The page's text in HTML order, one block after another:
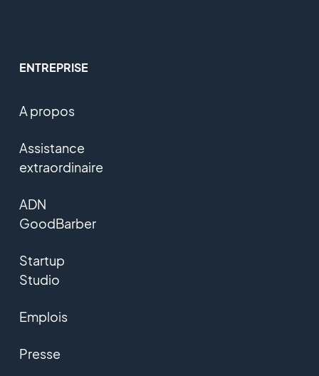
ENTREPRISE
A propos
Assistance
extraordinaire
ADN
GoodBarber
Startup
Studio
Emplois
Presse